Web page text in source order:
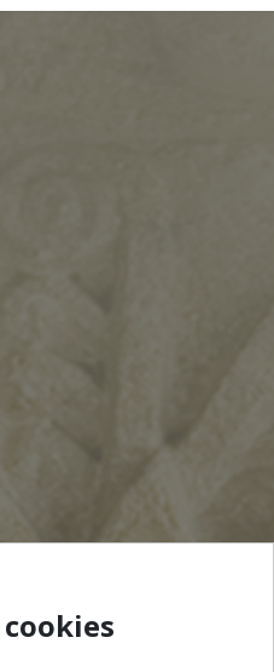
app: